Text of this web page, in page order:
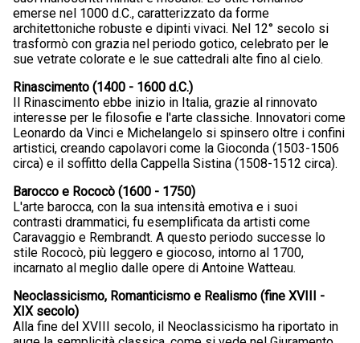
emerse nel 1000 d.C., caratterizzato da forme
architettoniche robuste e dipinti vivaci. Nel 12° secolo si
trasformò con grazia nel periodo gotico, celebrato per le
sue vetrate colorate e le sue cattedrali alte fino al cielo.
Rinascimento (1400 - 1600 d.C.)
Il Rinascimento ebbe inizio in Italia, grazie al rinnovato
interesse per le filosofie e l'arte classiche. Innovatori come
Leonardo da Vinci e Michelangelo si spinsero oltre i confini
artistici, creando capolavori come la Gioconda (1503-1506
circa) e il soffitto della Cappella Sistina (1508-1512 circa).
Barocco e Rococò (1600 - 1750)
L'arte barocca, con la sua intensità emotiva e i suoi
contrasti drammatici, fu esemplificata da artisti come
Caravaggio e Rembrandt. A questo periodo successe lo
stile Rococò, più leggero e giocoso, intorno al 1700,
incarnato al meglio dalle opere di Antoine Watteau.
Neoclassicismo, Romanticismo e Realismo (fine XVIII -
XIX secolo)
Alla fine del XVIII secolo, il Neoclassicismo ha riportato in